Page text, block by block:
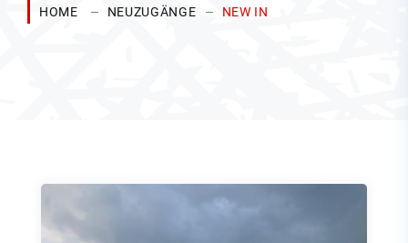
HOME NEUZUGÄNGE NEW IN